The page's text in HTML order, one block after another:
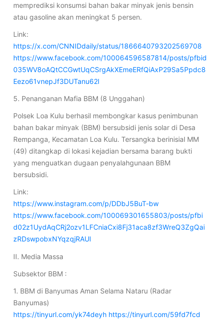
memprediksi konsumsi bahan bakar minyak jenis bensin
atau gasoline akan meningkat 5 persen.
Link:
https://x.com/CNNIDdaily/status/1866640793202569708
https://www.facebook.com/100064596587814/posts/pfbid
035WV8oAQtCCGwtUqCSrgAkXEmeERfQiAxP29Sa5Ppdc8
Eezo61vnepJf3DUTanu62l
5. Penanganan Mafia BBM (8 Unggahan)
Polsek Loa Kulu berhasil membongkar kasus penimbunan
bahan bakar minyak (BBM) bersubsidi jenis solar di Desa
Rempanga, Kecamatan Loa Kulu. Tersangka berinisial MM
(49) ditangkap di lokasi kejadian bersama barang bukti
yang menguatkan dugaan penyalahgunaan BBM
bersubsidi.
Link:
https://www.instagram.com/p/DDbJ5BuT-bw
https://www.facebook.com/100069301655803/posts/pfbi
d02z1UydAqCRj2ozv1LFCniaCxi8Fj31aca8zf3WreQ3ZgQai
zRDswpobxNYqzqjRAUl
II. Media Massa
Subsektor BBM :
1. BBM di Banyumas Aman Selama Nataru (Radar
Banyumas)
https://tinyurl.com/yk74deyh https://tinyurl.com/59fd7fcd